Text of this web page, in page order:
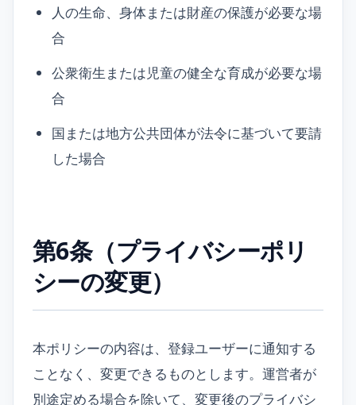
人の生命、身体または財産の保護が必要な場
合
公衆衛生または児童の健全な育成が必要な場
合
国または地方公共団体が法令に基づいて要請
した場合
第6条（プライバシーポリ
シーの変更）
本ポリシーの内容は、登録ユーザーに通知する
ことなく、変更できるものとします。運営者が
別途定める場合を除いて、変更後のプライバシ